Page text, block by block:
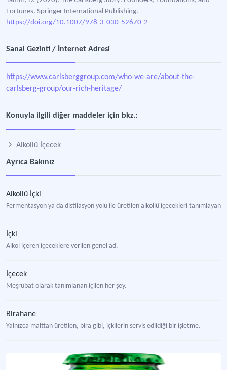
Fortunes. Springer International Publishing.
https://doi.org/10.1007/978-3-030-52670-2
Sanal Gezinti / İnternet Adresi
https://www.carlsberggroup.com/who-we-are/about-the-
carlsberg-group/our-rich-heritage/
Konuyla ilgili diğer maddeler için bkz.:
Alkollü İçecek
Ayrıca Bakınız
Alkollü İçki
Fermentasyon ya da distilasyon yolu ile üretilen alkollü içecekleri tanımlayan
İçki
Alkol içeren içeceklere verilen genel ad.
İçecek
Meşrubat olarak tanımlanan içilen her şey.
Birahane
Yalnızca malttan üretilen, bira gibi, içkilerin servis edildiği bir işletme.
Yanni Birahanesi (Brasserie Viennoise)
Yannis Cacavopoulos tarafından, bugünkü İstanbul'in Beyoğlu ilçesindeki